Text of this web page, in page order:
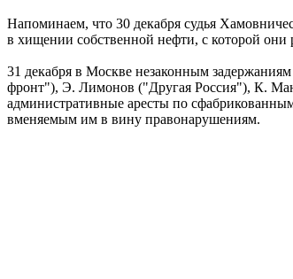
Напоминаем, что 30 декабря судья
в хищении собственной нефти, с которой они
31 декабря в Москве незаконным
фронт"), Э. Лимонов ("Другая Россия"), К.
административные аресты по
вменяемым им в вину правонарушениям.